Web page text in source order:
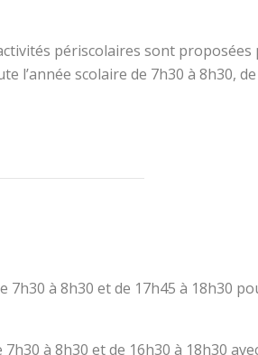
périscolaires sont proposées
l’année scolaire de 7h30 à 8h30,
7h30 à 8h30 et de 17h45 à 18h30
à 8h30 et de 16h30 à 18h30